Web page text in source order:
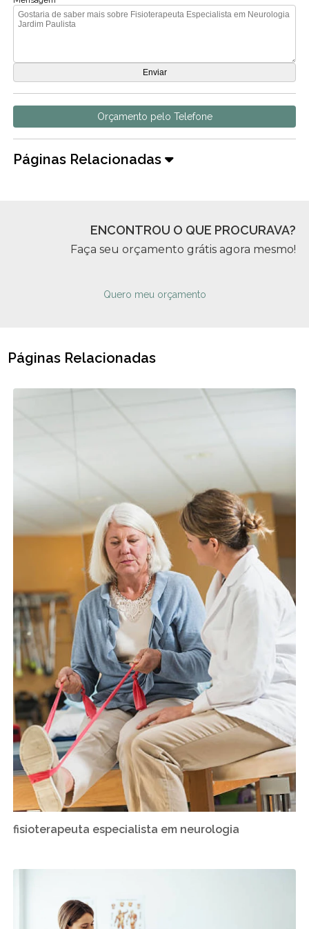
Orçamento pelo Telefone
Páginas Relacionadas
ENCONTROU O QUE PROCURAVA?
Faça seu orçamento grátis agora mesmo!
Quero meu orçamento
Páginas Relacionadas
fisioterapeuta especialista em neurologia